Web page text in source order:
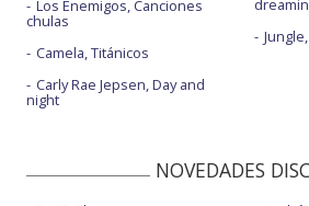
Los Enemigos, Canciones
chulas
Camela, Titánicos
Carly Rae Jepsen, Day and
night
NOVEDADES